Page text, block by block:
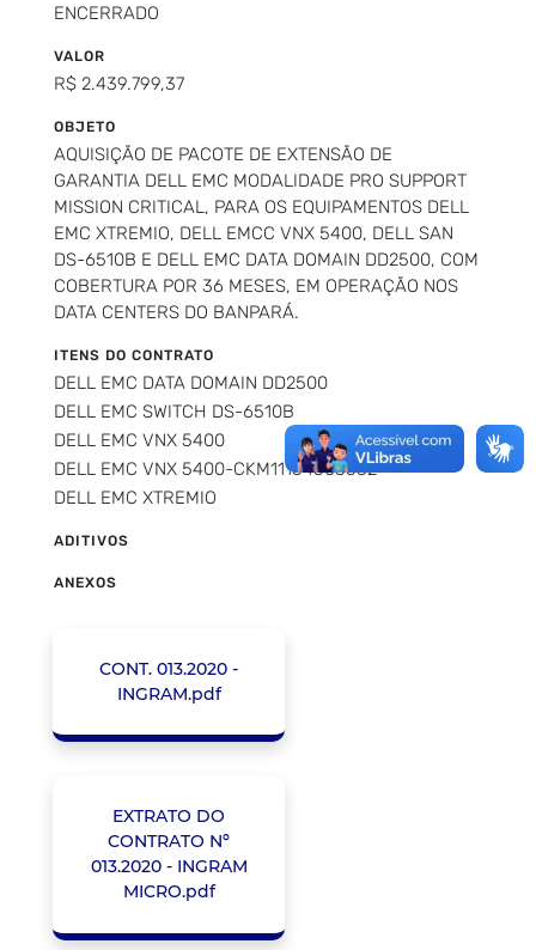
ENCERRADO
VALOR
R$ 2.439.799,37
OBJETO
AQUISIÇÃO DE PACOTE DE EXTENSÃO DE
GARANTIA DELL EMC MODALIDADE PRO SUPPORT
MISSION CRITICAL, PARA OS EQUIPAMENTOS DELL
EMC XTREMIO, DELL EMCC VNX 5400, DELL SAN
DS-6510B E DELL EMC DATA DOMAIN DD2500, COM
COBERTURA POR 36 MESES, EM OPERAÇÃO NOS
DATA CENTERS DO BANPARÁ.
ITENS DO CONTRATO
DELL EMC DATA DOMAIN DD2500
DELL EMC SWITCH DS-6510B
DELL EMC VNX 5400
DELL EMC VNX 5400-CKM11154503532
DELL EMC XTREMIO
ADITIVOS
ANEXOS
CONT. 013.2020 -
INGRAM.pdf
EXTRATO DO
CONTRATO Nº
013.2020 - INGRAM
MICRO.pdf